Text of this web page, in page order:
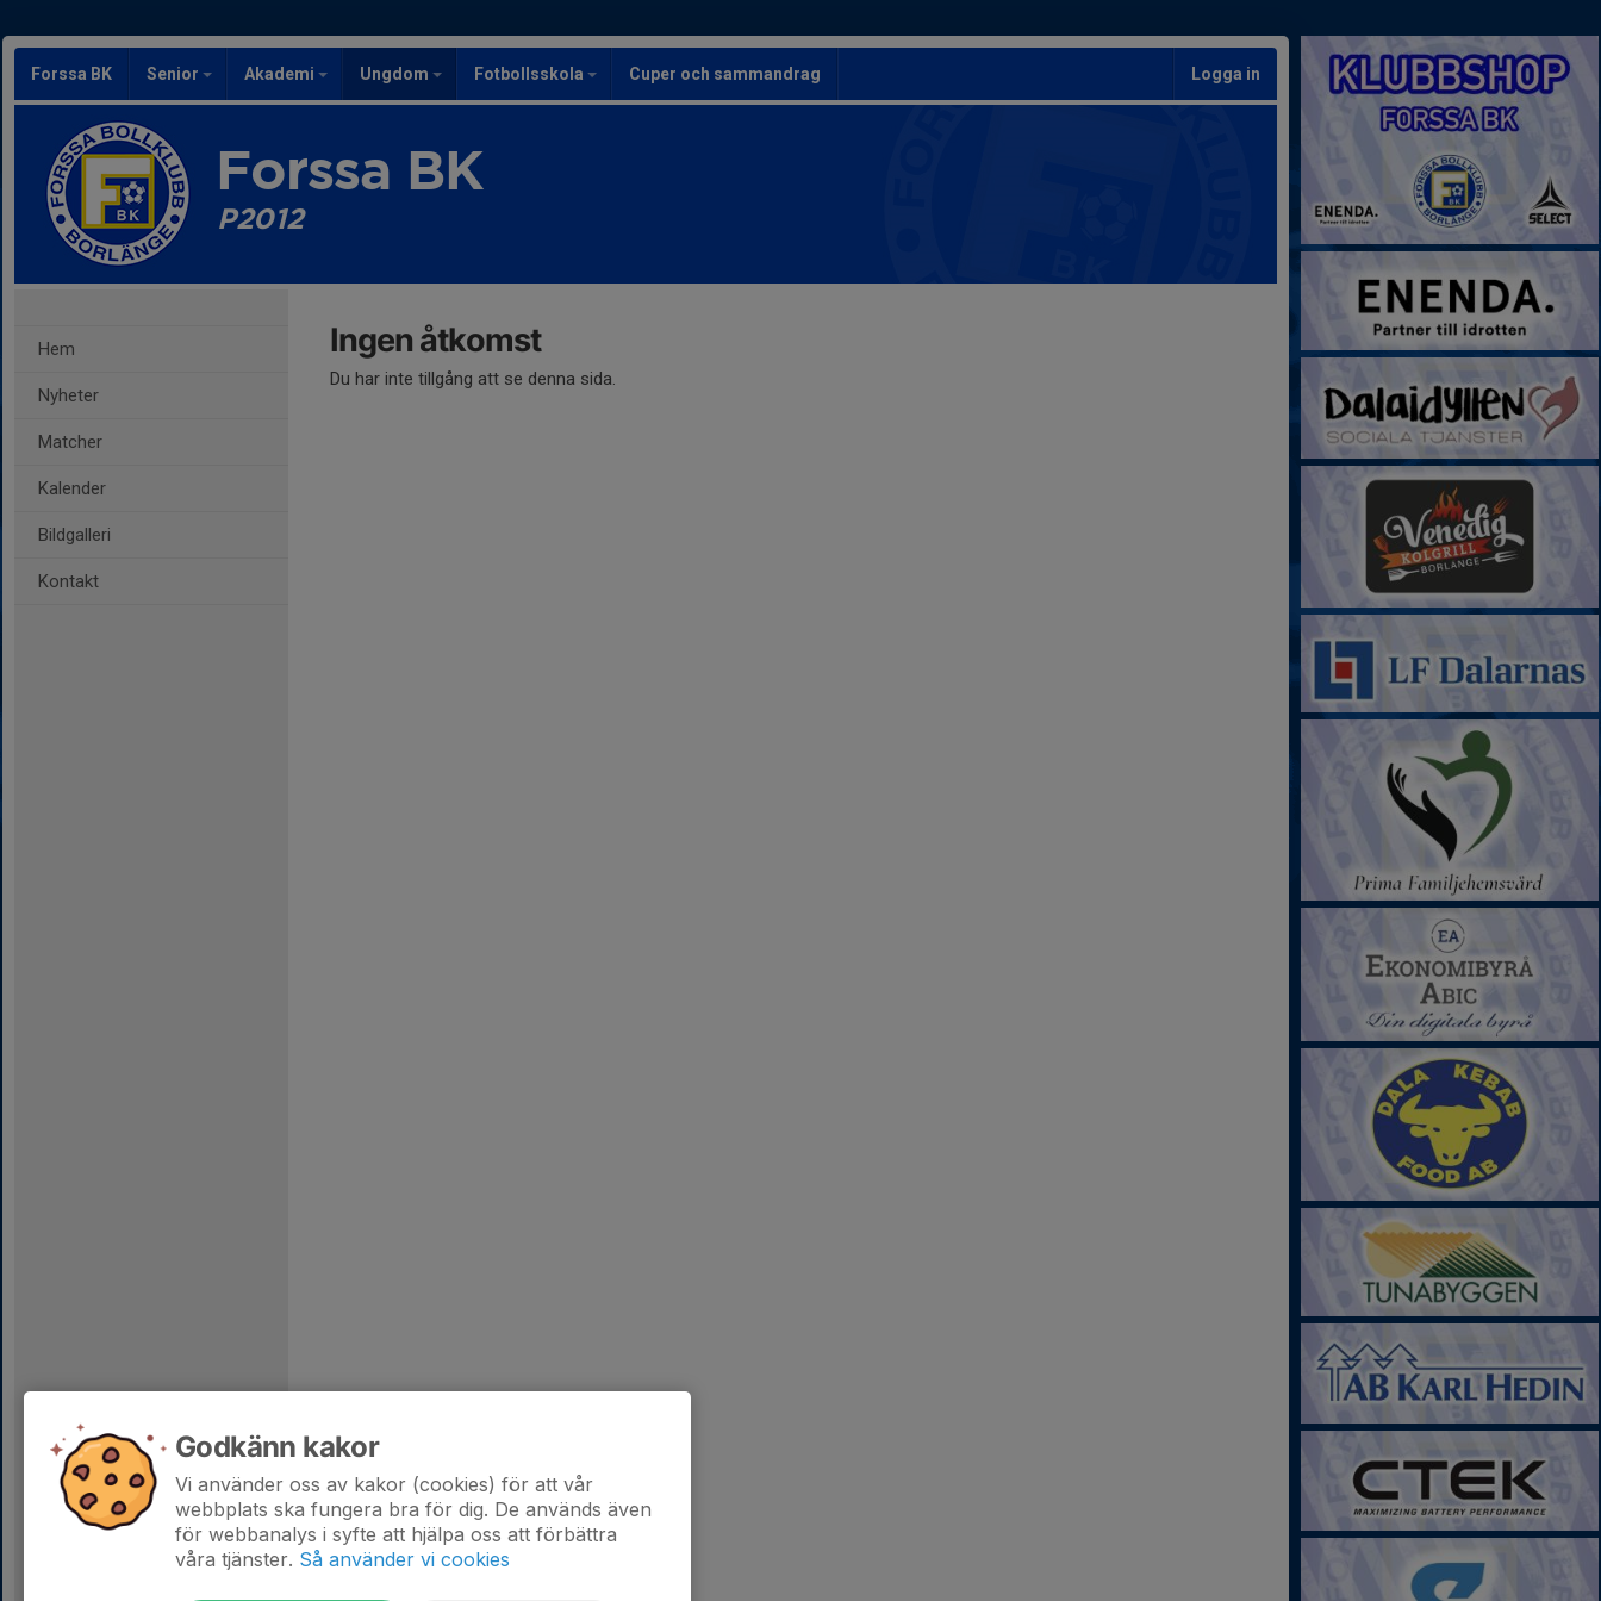
Forssa BK Senior Akademi Ungdom Fotbollsskola Cuper och sammandrag Logga in
Forssa BK
P2012
Hem
Nyheter
Matcher
Kalender
Bildgalleri
Kontakt
Ingen åtkomst
Du har inte tillgång att se denna sida.
Godkänn kakor
Vi använder oss av kakor (cookies) för att vår
webbplats ska fungera bra för dig. De används även
för webbanalys i syfte att hjälpa oss att förbättra
våra tjänster. Så använder vi cookies